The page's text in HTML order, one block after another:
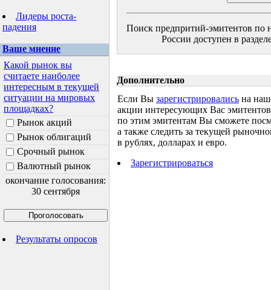
Лидеры роста-
падения
Ваше мнение
Какой рынок вы
считаете наиболее
интересным в текущей
ситуации на мировых
площадках?
Рынок акций
Рынок облигаций
Срочный рынок
Валютный рынок
окончание голосования:
30 сентября
Результаты опросов
Поиск предпритий-эмитентов по
России доступен в
Дополнительно
Если Вы зарегистрировались на
акции интересующих Вас
по этим эмитентам Вы сможете
а также следить за текущей
в рублях, долларах и евро.
Зарегистрироваться